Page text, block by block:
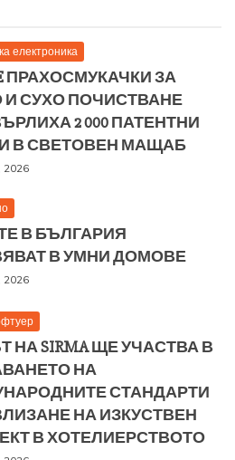
електроника
ПРАХОСМУКАЧКИ ЗА
И СУХО ПОЧИСТВАНЕ
2 000 ПАТЕНТНИ
В СВЕТОВЕН МАЩАБ
2026
В БЪЛГАРИЯ
В УМНИ ДОМОВЕ
2026
НА SIRMA ЩЕ УЧАСТВА В
НА
СТАНДАРТИ
НА ИЗКУСТВЕН
В ХОТЕЛИЕРСТВОТО